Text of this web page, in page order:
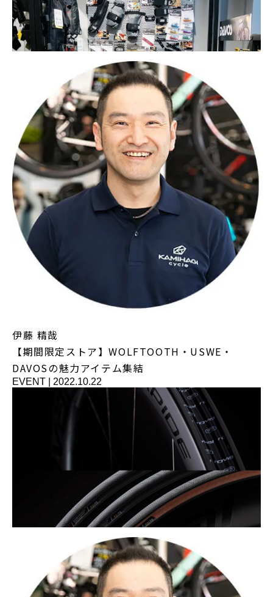
伊藤 精哉
【期間限定ストア】WOLFTOOTH・USWE・
DAVOSの魅力アイテム集結
EVENT 2022.10.22